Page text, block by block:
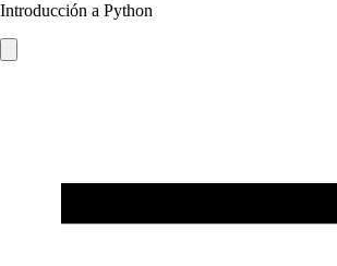
Introducción a Python